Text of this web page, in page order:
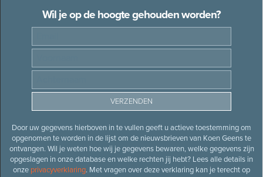
Wil je op de hoogte gehouden worden?
Door uw gegevens hierboven in te vullen geeft u actieve toestemming om
opgenomen te worden in de lijst om de nieuwsbrieven van Koen Geens te
ontvangen. Wil je weten hoe wij je gegevens bewaren, welke gegevens zijn
opgeslagen in onze database en welke rechten jij hebt? Lees alle details in
onze privacyverklaring. Met vragen over deze verklaring kan je terecht op